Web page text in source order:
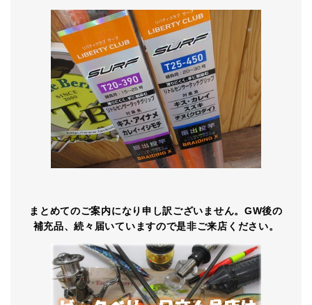
まとめてのご案内になり申し訳ございません。GW後の
補充品、続々届いていますので是非ご来店ください。